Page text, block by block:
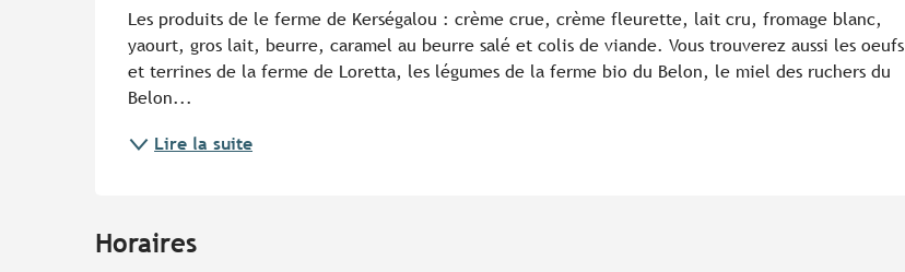
Les produits de le ferme de Kerségalou : crème crue, crème fleurette, lait cru, fromage blanc,
yaourt, gros lait, beurre, caramel au beurre salé et colis de viande. Vous trouverez aussi les oeufs
et terrines de la ferme de Loretta, les légumes de la ferme bio du Belon, le miel des ruchers du
Belon...
Lire la suite
Horaires